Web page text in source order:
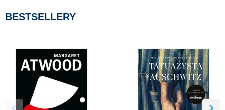
rządek na długich schodach ruchomych prowadzących do światła
dziennego. Większość z nich to opalona młodzież, być może
„Z każdym rokiem są coraz młodsi” – pomyślała jeszcze. Na
pierwszy rzut oka oceniłaby ich wiek nawet na licealny. A mieli
zacząć studia na Uniwersytecie Sztokholmskim, kilkoro z nich być
może u niej. Spojrzała na chodnik prowadzący w stronę
błękitnych wieżowców. Trudno to teraz stwierdzić, w letnich
ubraniach wszyscy studenci wyglądali tak samo.
BESTSELLERY